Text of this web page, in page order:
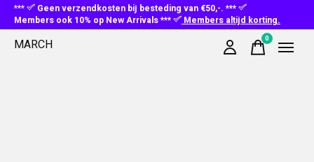
***
Geen verzendkosten bij besteding van €50,-. ***
Members ook 10% op New Arrivals ***
Members altijd korting.
MARCH 0items